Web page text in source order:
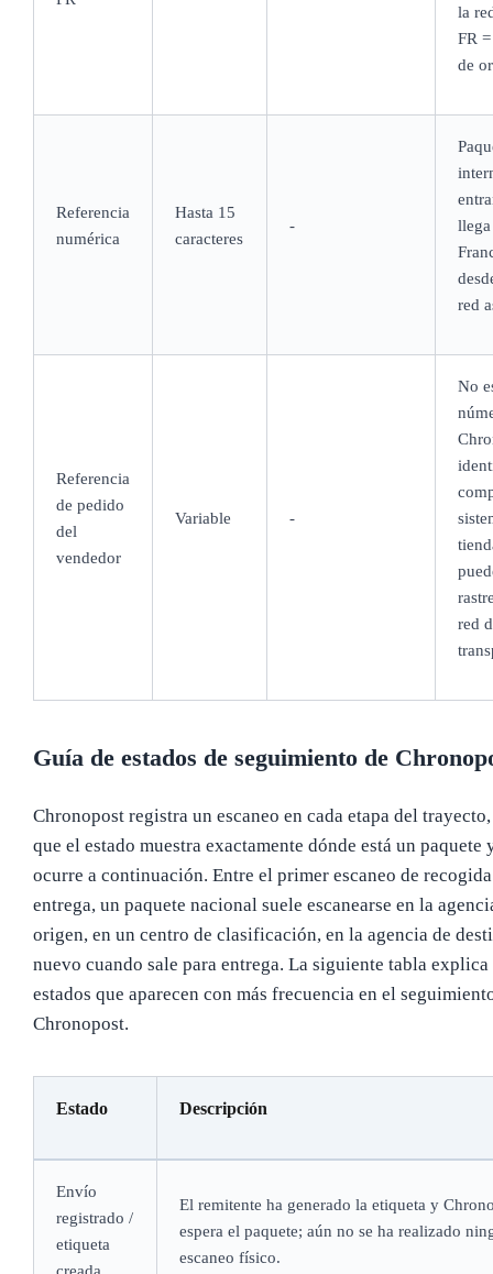
la
FR
de
Referencia
numérica
Hasta 15
caracteres
-
llega
red
Referencia
de pedido
del
vendedor
Variable -
No
red
Guía de estados de seguimiento de
Chronopost registra un escaneo en cada etapa del
que el estado muestra exactamente dónde está un paquete
ocurre a continuación. Entre el primer escaneo de
entrega, un paquete nacional suele escanearse en la
origen, en un centro de clasificación, en la agencia de
nuevo cuando sale para entrega. La siguiente tabla explica
estados que aparecen con más frecuencia en el
Chronopost.
Estado Descripción
Envío
registrado /
etiqueta
El remitente ha generado la etiqueta y
espera el paquete; aún no se ha realizado
escaneo físico.